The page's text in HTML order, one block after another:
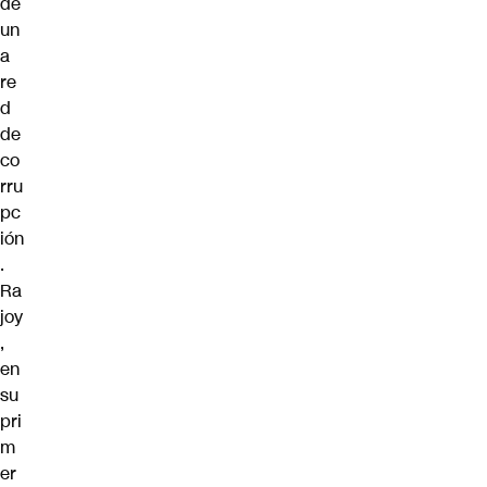
un
a
re
d
de
co
rru
pc
ión
.
Ra
joy
,
en
su
pri
m
er